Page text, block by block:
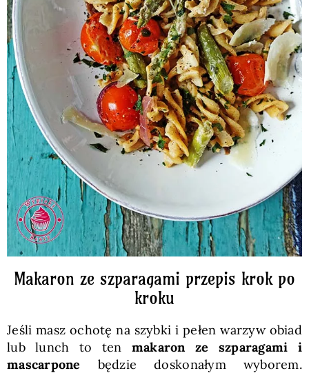
Makaron ze szparagami przepis krok po
kroku
Jeśli masz ochotę na szybki i pełen warzyw obiad
lub lunch to ten makaron ze szparagami i
mascarpone będzie doskonałym wyborem.